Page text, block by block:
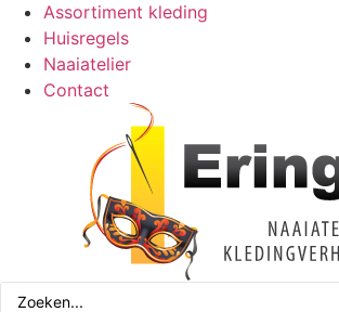
Assortiment kleding
Huisregels
Naaiatelier
Contact
Search